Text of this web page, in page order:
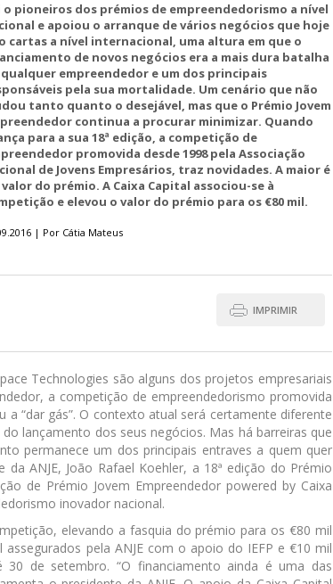
o pioneiros dos prémios de empreendedorismo a nível
e apoiou o arranque de vários negócios que hoje
cartas a nível internacional, uma altura em que o
de novos negócios era a mais dura batalha
empreendedor e um dos principais
pela sua mortalidade. Um cenário que não
tanto quanto o desejável, mas que o Prémio Jovem
continua a procurar minimizar. Quando
para a sua 18ª edição, a competição de
promovida desde 1998 pela Associação
de Jovens Empresários, traz novidades. A maior é
do prémio. A Caixa Capital associou-se à
e elevou o valor do prémio para os €80 mil.
| Por Cátia Mateus
IMPRIMIR
Technologies são alguns dos projetos empresariais
a competição de empreendedorismo promovida
a “dar gás”. O contexto atual será certamente diferente
lançamento dos seus negócios. Mas há barreiras que
permanece um dos principais entraves a quem quer
ANJE, João Rafael Koehler, a 18ª edição do Prémio
de Prémio Jovem Empreendedor powered by Caixa
inovador nacional.
elevando a fasquia do prémio para os €80 mil
pela ANJE com o apoio do IEFP e €10 mil
30 de setembro. “O financiamento ainda é uma das